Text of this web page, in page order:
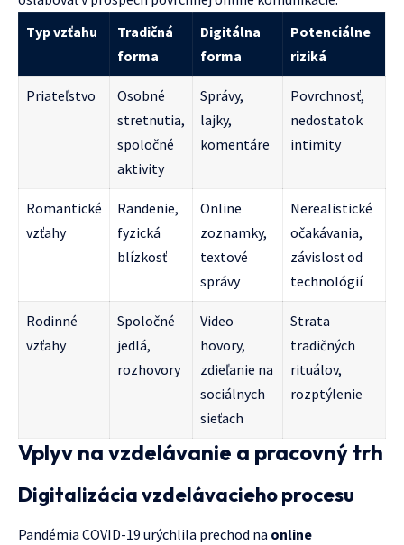
Typ vzťahu
Tradičná
forma
Digitálna
forma
Potenciálne
riziká
Priateľstvo
Osobné
stretnutia,
spoločné
aktivity
Správy,
lajky,
komentáre
Povrchnosť,
nedostatok
intimity
Romantické
vzťahy
Randenie,
fyzická
blízkosť
Online
zoznamky,
textové
správy
Nerealistické
očakávania,
závislosť od
technológií
Rodinné
vzťahy
Spoločné
jedlá,
rozhovory
Video
hovory,
zdieľanie na
sociálnych
sieťach
Strata
tradičných
rituálov,
rozptýlenie
Vplyv na vzdelávanie a pracovný trh
Digitalizácia vzdelávacieho procesu
Pandémia COVID-19 urýchlila prechod na online